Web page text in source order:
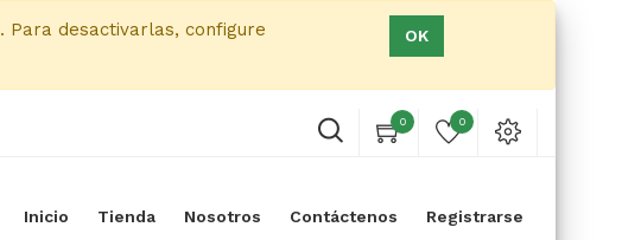
. Para desactivarlas, configure
OK
0 0
Inicio Tienda Nosotros Contáctenos Registrarse